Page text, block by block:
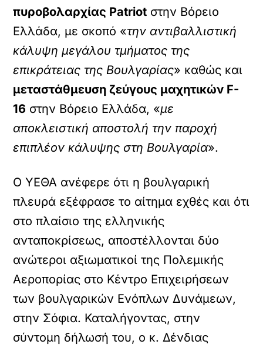
πυροβολαρχίας Patriot στην Βόρειο
Ελλάδα, με σκοπό «την αντιβαλλιστική
κάλυψη μεγάλου τμήματος της
επικράτειας της Βουλγαρίας» καθώς και
μεταστάθμευση ζεύγους μαχητικών F-
16 στην Βόρειο Ελλάδα, «με
αποκλειστική αποστολή την παροχή
επιπλέον κάλυψης στη Βουλγαρία».
Ο ΥΕΘΑ ανέφερε ότι η βουλγαρική
πλευρά εξέφρασε το αίτημα εχθές και ότι
στο πλαίσιο της ελληνικής
ανταποκρίσεως, αποστέλλονται δύο
ανώτεροι αξιωματικοί της Πολεμικής
Αεροπορίας στο Κέντρο Επιχειρήσεων
των βουλγαρικών Ενόπλων Δυνάμεων,
στην Σόφια. Καταλήγοντας, στην
σύντομη δήλωσή του, ο κ. Δένδιας